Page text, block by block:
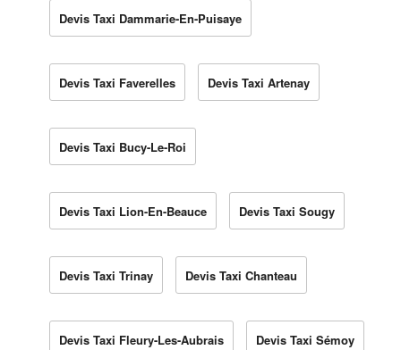
Devis Taxi Dammarie-En-Puisaye
Devis Taxi Faverelles Devis Taxi Artenay
Devis Taxi Bucy-Le-Roi
Devis Taxi Lion-En-Beauce Devis Taxi Sougy
Devis Taxi Trinay Devis Taxi Chanteau
Devis Taxi Fleury-Les-Aubrais Devis Taxi Sémoy